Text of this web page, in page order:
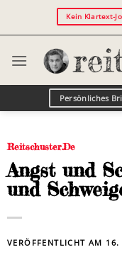
Kein Klartext-
Persönliches
Reitschuster.de
Angst und
und
VERÖFFENTLICHT AM 16.